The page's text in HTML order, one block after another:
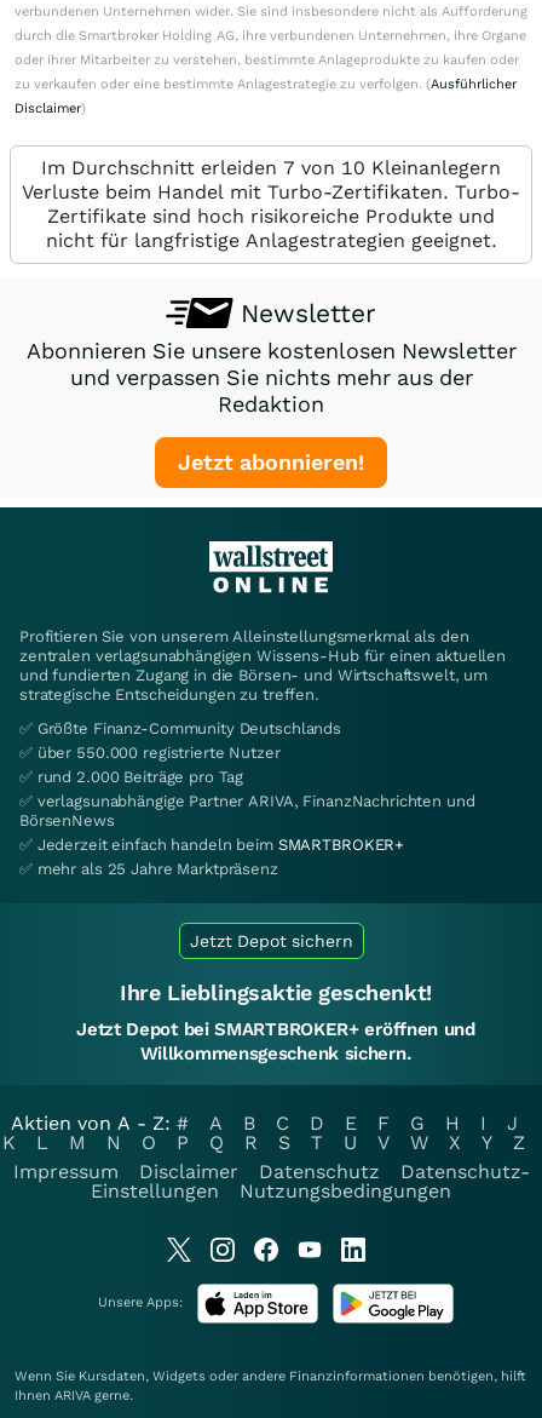
verbundenen Unternehmen wider. Sie sind insbesondere nicht als Aufforderung
durch die Smartbroker Holding AG, ihre verbundenen Unternehmen, ihre Organe
oder ihrer Mitarbeiter zu verstehen, bestimmte Anlageprodukte zu kaufen oder
zu verkaufen oder eine bestimmte Anlagestrategie zu verfolgen. (Ausführlicher
Disclaimer)
Im Durchschnitt erleiden 7 von 10 Kleinanlegern
Verluste beim Handel mit Turbo-Zertifikaten. Turbo-
Zertifikate sind hoch risikoreiche Produkte und
nicht für langfristige Anlagestrategien geeignet.
Newsletter
Abonnieren Sie unsere kostenlosen Newsletter
und verpassen Sie nichts mehr aus der
Redaktion
Jetzt abonnieren!
Profitieren Sie von unserem Alleinstellungsmerkmal als den
zentralen verlagsunabhängigen Wissens-Hub für einen aktuellen
und fundierten Zugang in die Börsen- und Wirtschaftswelt, um
strategische Entscheidungen zu treffen.
✅ Größte Finanz-Community Deutschlands
✅ über 550.000 registrierte Nutzer
✅ rund 2.000 Beiträge pro Tag
✅ verlagsunabhängige Partner ARIVA, FinanzNachrichten und
BörsenNews
✅ Jederzeit einfach handeln beim SMARTBROKER+
✅ mehr als 25 Jahre Marktpräsenz
Jetzt Depot sichern
Ihre Lieblingsaktie geschenkt!
Jetzt Depot bei SMARTBROKER+ eröffnen und
Willkommensgeschenk sichern.
Aktien von A - Z: # A B C D E F G H I
J
K
L M N O P Q R S T U V W X Y
Z
Impressum
Disclaimer Datenschutz
Datenschutz-
Einstellungen
Nutzungsbedingungen
Unsere Apps:
Wenn Sie Kursdaten, Widgets oder andere Finanzinformationen benötigen, hilft
Ihnen ARIVA gerne.